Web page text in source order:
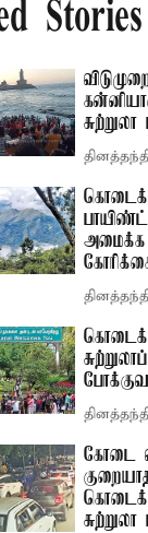
Stories
அமைக்க
கோடை